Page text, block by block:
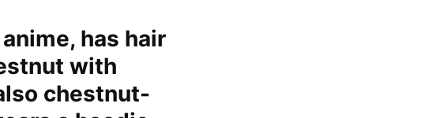
has hair
with
chestnut-